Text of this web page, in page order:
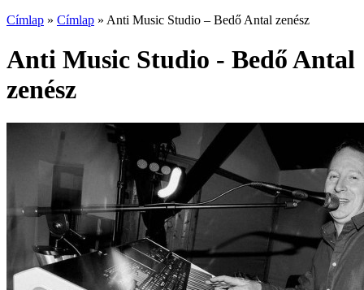
Címlap » Címlap » Anti Music Studio – Bedő Antal zenész
Anti Music Studio - Bedő Antal
zenész